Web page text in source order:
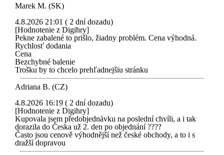
Marek M. (SK)
4.8.2026 21:01 ( 2 dní dozadu)
[Hodnotenie z Digihry]
Pekne zabalené to prišlo, žiadny problém. Cena výhodná.
Rychlosť dodania
Cena
Bezchybné balenie
Trošku by to chcelo prehľadnejšiu stránku
Adriana B. (CZ)
4.8.2026 16:19 ( 2 dní dozadu)
[Hodnotenie z Digihry]
Kupovala jsem předobjednávku na poslední chvíli, a i tak
dorazila do Česka už 2. den po objednání ????
Často jsou cenově výhodnější než české obchody, a to i s
dražší dopravou